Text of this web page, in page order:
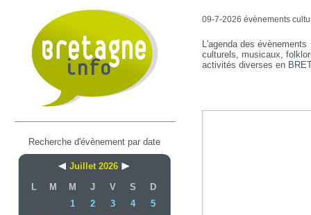
09-7-2026 évènements
L'agenda des évènements
culturels, musicaux,
activités diverses en
Recherche d'évènement par date
Juillet 2026
L
M M J V S
D
1
2 3 4
5